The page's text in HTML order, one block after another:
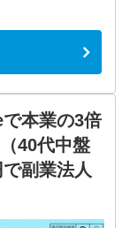
本業の3倍
40代中盤
副業法人